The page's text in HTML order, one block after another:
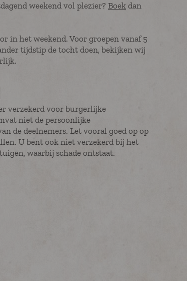
weekend vol plezier? Boek dan
in het weekend. Voor groepen vanaf 5
tijdstip de tocht doen, bekijken wij
verzekerd voor burgerlijke
niet de persoonlijke
de deelnemers. Let vooral goed op op
U bent ook niet verzekerd bij het
waarbij schade ontstaat.